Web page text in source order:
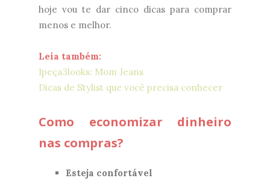
hoje vou te dar cinco dicas para comprar
menos e melhor.
Leia também:
1peça3looks: Mom Jeans
Dicas de Stylist que você precisa conhecer
Como economizar dinheiro
nas compras?
Esteja confortável